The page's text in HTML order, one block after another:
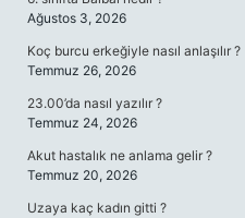
Ağustos 3, 2026
Koç burcu erkeğiyle nasıl anlaşılır ?
Temmuz 26, 2026
23.00’da nasıl yazılır ?
Temmuz 24, 2026
Akut hastalık ne anlama gelir ?
Temmuz 20, 2026
Uzaya kaç kadın gitti ?